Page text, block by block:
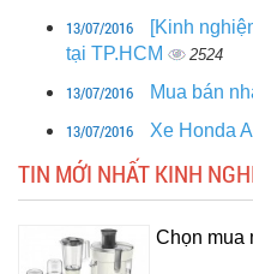
13/07/2016
[Kinh
tại TP.HCM
2524
13/07/2016 Mua bán
13/07/2016 Xe Honda
TIN MỚI NHẤT KINH
Chọn mua